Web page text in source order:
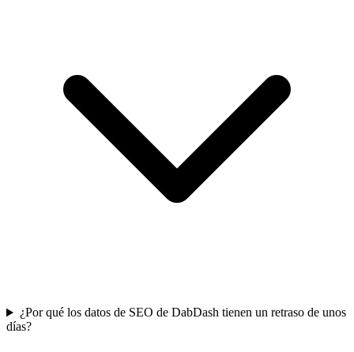
¿Por qué los datos de SEO de DabDash tienen un retraso de unos
días?